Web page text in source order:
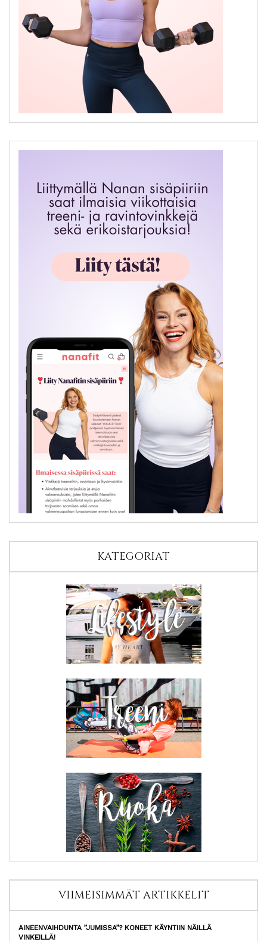
KATEGORIAT
VIIMEISIMMÄT ARTIKKELIT
AINEENVAIHDUNTA ”JUMISSA”? KONEET KÄYNTIIN NÄILLÄ
VINKEILLÄ!